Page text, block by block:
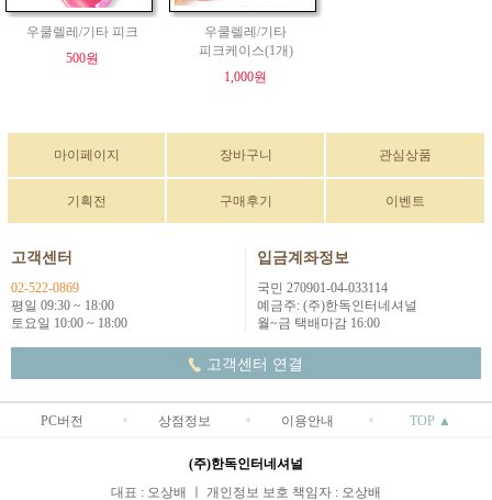
우쿨렐레/기타 피크
500원
우쿨렐레/기타
피크케이스(1개)
1,000원
마이페이지 장바구니 관심상품
기획전 구매후기 이벤트
고객센터
02-522-0869
평일 09:30 ~ 18:00
토요일 10:00 ~ 18:00
입금계좌정보
국민 270901-04-033114
예금주: (주)한독인터네셔널
월~금 택배마감 16:00
고객센터 연결
PC버전 상점정보 이용안내 TOP ▲
(주)한독인터네셔널
대표 : 오상배 ㅣ 개인정보 보호 책임자 : 오상배